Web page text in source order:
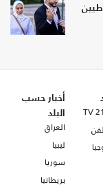
أخبار حسب
البلد
العراق
ليبيا
سوريا
بريطانيا